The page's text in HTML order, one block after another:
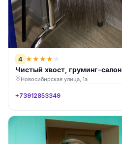
4 ★★★★ ★
Чистый хвост, груминг-салон
Новосибирская улица, 1а
+73912853349